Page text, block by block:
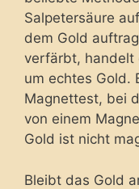
Salpetersäure
dem Gold
verfärbt, handelt
um echtes Gold.
Magnettest, bei
von einem
Gold ist nicht
Bleibt das Gold